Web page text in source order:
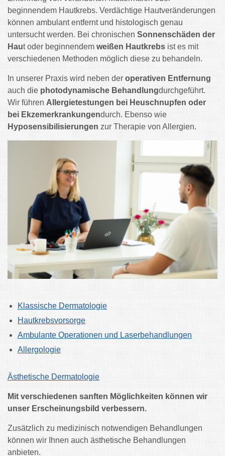
beginnendem Hautkrebs. Verdächtige Hautveränderungen
können ambulant entfernt und histologisch genau
untersucht werden. Bei chronischen Sonnenschäden der
Haut oder beginnendem weißen Hautkrebs ist es mit
verschiedenen Methoden möglich diese zu behandeln.
In unserer Praxis wird neben der operativen Entfernung
auch die photodynamische Behandlungdurchgeführt.
Wir führen Allergietestungen bei Heuschnupfen oder
bei Ekzemerkrankungendurch. Ebenso wie
Hyposensibilisierungen zur Therapie von Allergien.
Klassische Dermatologie
Hautkrebsvorsorge
Ambulante Operationen und Laserbehandlungen
Allergologie
Ästhetische Dermatologie
Mit verschiedenen sanften Möglichkeiten können wir
unser Erscheinungsbild verbessern.
Zusätzlich zu medizinisch notwendigen Behandlungen
können wir Ihnen auch ästhetische Behandlungen
anbieten.